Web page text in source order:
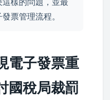
樣的問題，並最
票管理流程。
電子發票重
國稅局裁罰